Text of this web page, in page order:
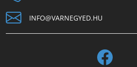
INFO@VARNEGYED.HU